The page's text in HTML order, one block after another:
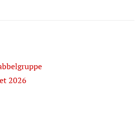
2026